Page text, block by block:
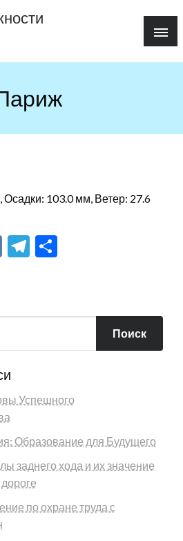
Осадки: 103.0 мм, Ветер: 27.6
VK Telegram
Поиск
Успешного
Образование для Будущего
заднего хода и их значение
по охране труда с